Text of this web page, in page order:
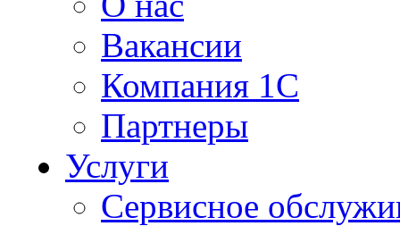
Вакансии
Компания 1С
Партнеры
Услуги
Сервисное